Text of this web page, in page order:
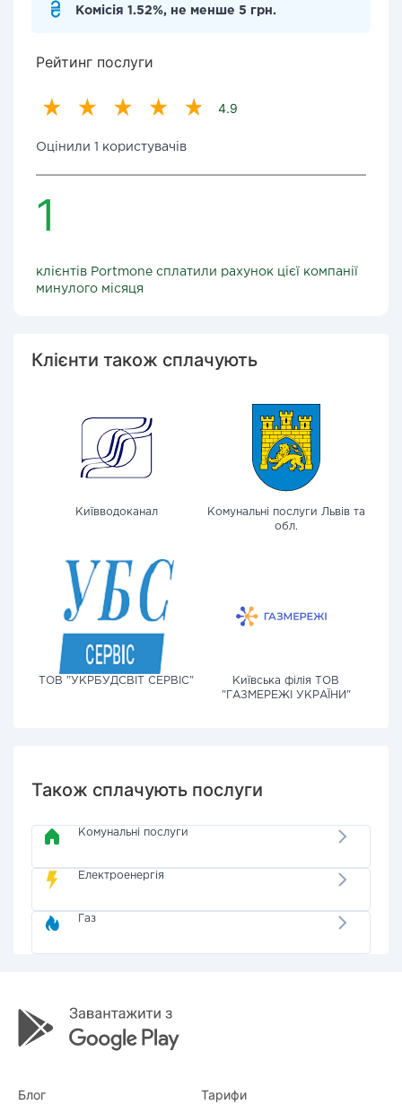
Комісія 1.52%, не менше 5 грн.
Рейтинг послуги
4.9
Оцінили 1 користувачів
1
клієнтів Portmone сплатили рахунок цієї компанії
минулого місяця
Клієнти також сплачують
Київводоканал
Комунальні послуги Львів та
обл.
ТОВ "УКРБУДСВІТ СЕРВІС"
Київська філія ТОВ
"ГАЗМЕРЕЖІ УКРАЇНИ"
Також сплачують послуги
Комунальні послуги
Електроенергія
Газ
Блог Тарифи